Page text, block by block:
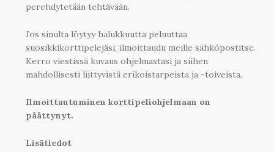
perehdytetään tehtävään.
Jos sinulta löytyy halukkuutta peluuttaa
suosikkikorttipelejäsi, ilmoittaudu meille sähköpostitse.
Kerro viestissä kuvaus ohjelmastasi ja siihen
mahdollisesti liittyvistä erikoistarpeista ja -toiveista.
Ilmoittautuminen korttipeliohjelmaan on
päättynyt.
Lisätiedot